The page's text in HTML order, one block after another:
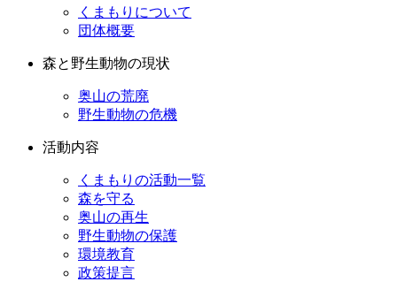
くまもりについて
団体概要
森と野生動物の現状
奥山の荒廃
野生動物の危機
活動内容
くまもりの活動一覧
森を守る
奥山の再生
野生動物の保護
環境教育
政策提言